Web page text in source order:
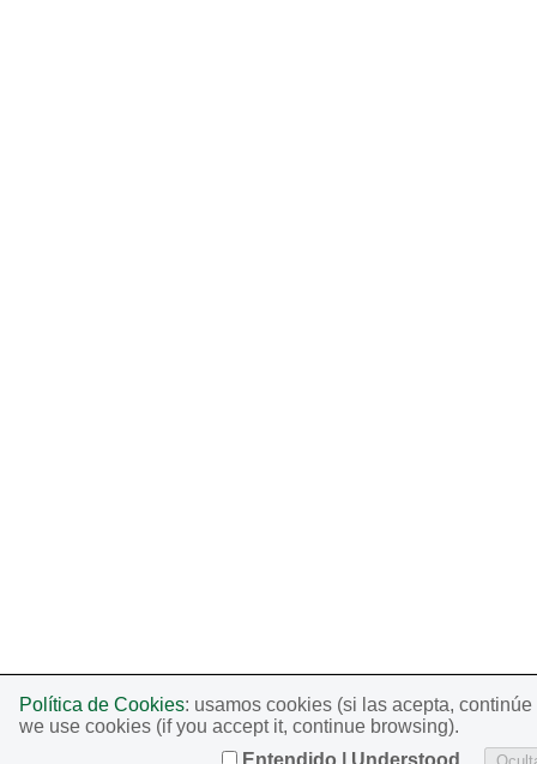
Política de Cookies: usamos cookies (si las acepta,
we use cookies (if you accept it, continue browsing).
Entendido | Understood